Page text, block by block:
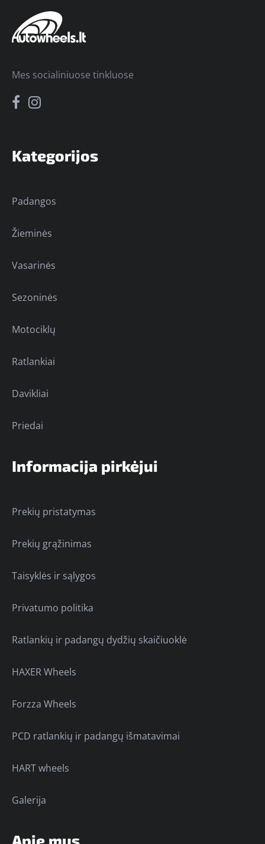
Kategorijos
Padangos
Žieminės
Vasarinės
Sezoninės
Motociklų
Ratlankiai
Davikliai
Priedai
Informacija pirkėjui
Prekių pristatymas
Prekių grąžinimas
Taisyklės ir sąlygos
Privatumo politika
Ratlankių ir padangų dydžių skaičiuoklė
HAXER Wheels
Forzza Wheels
PCD ratlankių ir padangų išmatavimai
HART wheels
Galerija
Apie mus
Mes socialiniuose tinkluose